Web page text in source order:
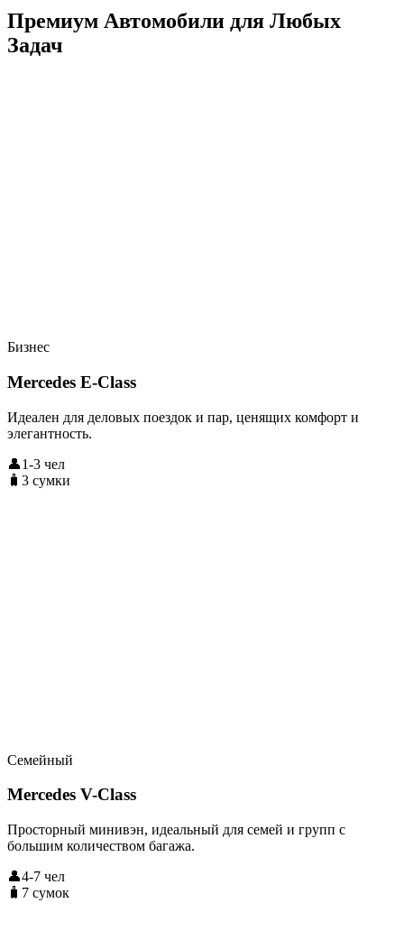
Премиум Автомобили для Любых
Задач
Бизнес
Mercedes E-Class
Идеален для деловых поездок и пар, ценящих комфорт и
элегантность.
👤1-3 чел
🧳3 сумки
Семейный
Mercedes V-Class
Просторный минивэн, идеальный для семей и групп с
большим количеством багажа.
👤4-7 чел
🧳7 сумок